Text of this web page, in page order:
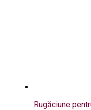
Rugăciune